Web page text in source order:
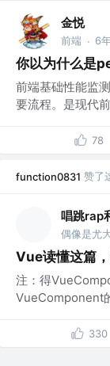
金悦
前端 · 6
你以为什么是
前端基础性能监
要流程。是现代
78
function0831 赞了
唱跳rap
Vue读懂这篇
注：得
VueComponent
330